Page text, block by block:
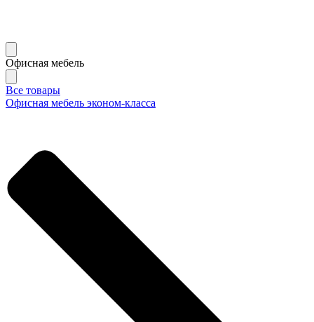
Офисная мебель
Все товары
Офисная мебель эконом-класса